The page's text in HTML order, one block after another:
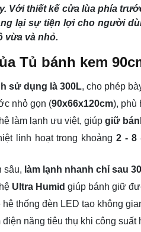
Với thiết kế cửa lùa phía
lại sự tiện lợi cho người
vừa và nhỏ.
Tủ bánh kem
sử dụng là 300L, cho phép
nhỏ gọn (90x66x120cm), phù
làm lạnh ưu việt, giúp giữ
linh hoạt trong khoảng2 - 8
sâu, làm lạnh nhanh chỉ sau
Ultra Humid giúp bánh giữ
thống đèn LED tạo không
điện năng tiêu thụ khi công suất